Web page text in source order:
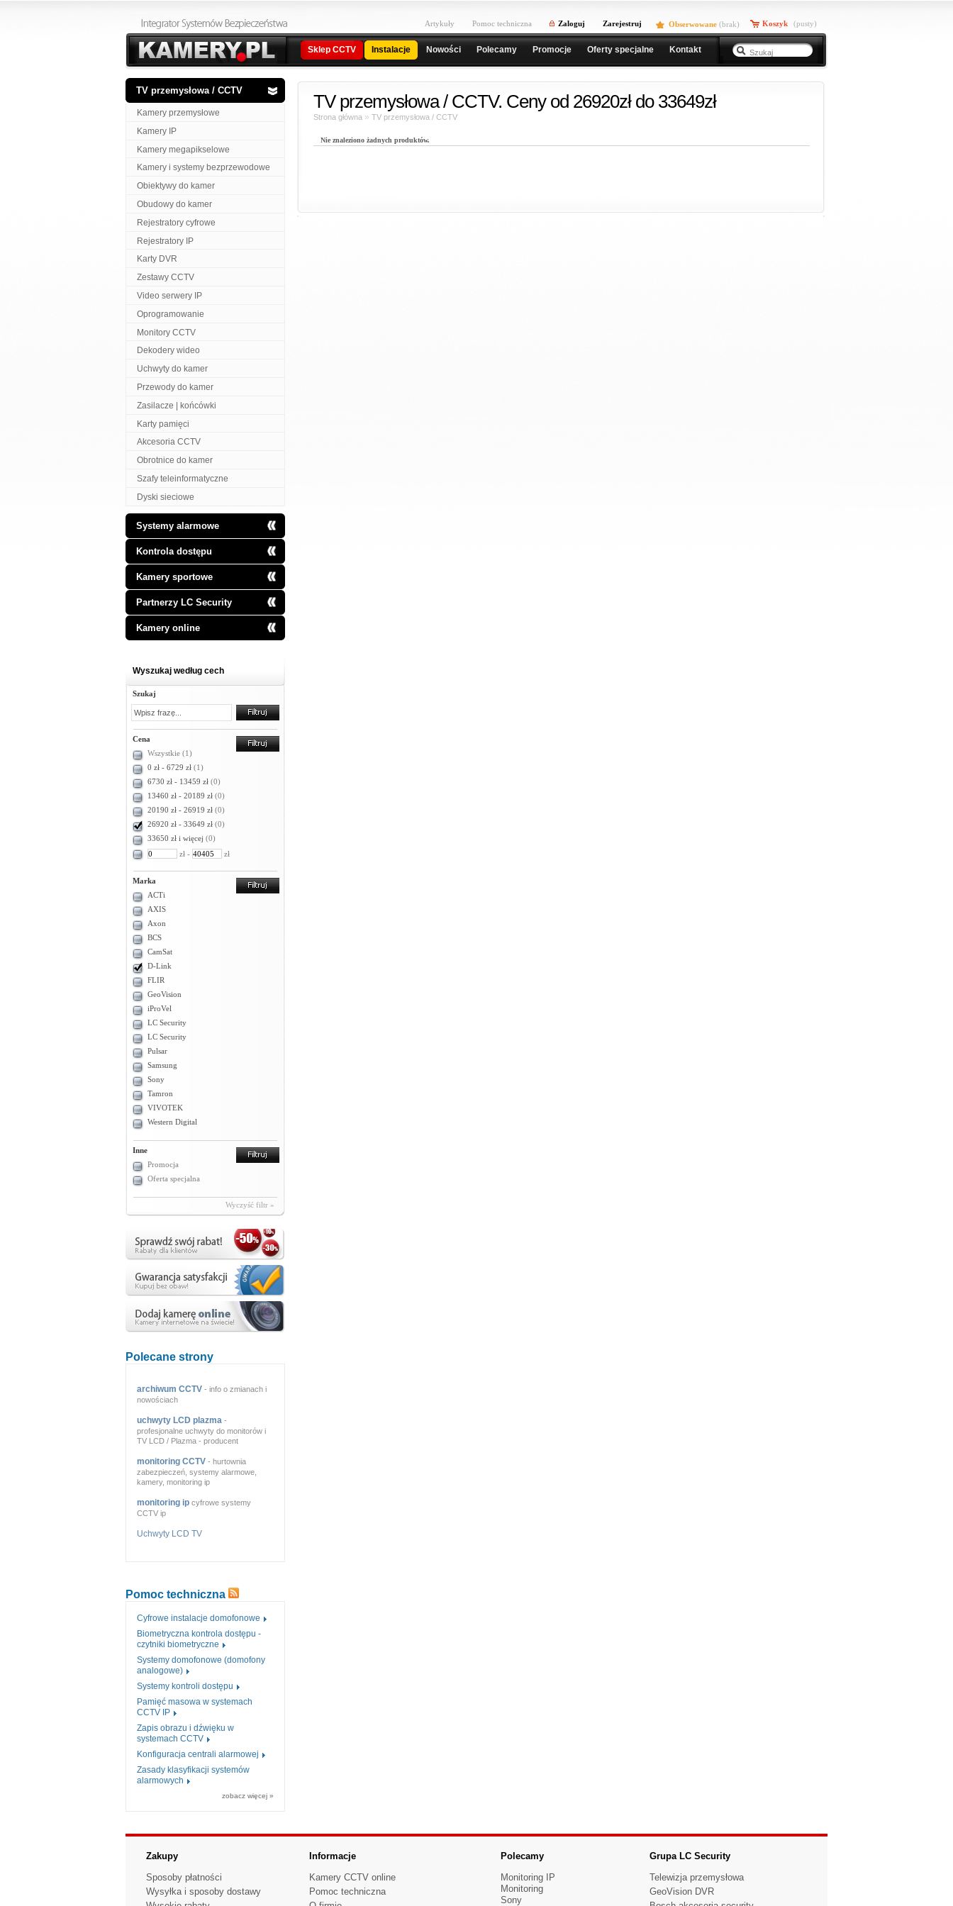
Artykuły Pomoc techniczna Zaloguj Zarejestruj Obserwowane (brak) Koszyk (pusty)
Sklep CCTV Instalacje Nowości Polecamy Promocje Oferty specjalne Kontakt
TV przemysłowa / CCTV
Kamery przemysłowe
Kamery IP
Kamery megapikselowe
Kamery i systemy bezprzewodowe
Obiektywy do kamer
Obudowy do kamer
Rejestratory cyfrowe
Rejestratory IP
Karty DVR
Zestawy CCTV
Video serwery IP
Oprogramowanie
Monitory CCTV
Dekodery wideo
Uchwyty do kamer
Przewody do kamer
Zasilacze | końcówki
Karty pamięci
Akcesoria CCTV
Obrotnice do kamer
Szafy teleinformatyczne
Dyski sieciowe
Systemy alarmowe
Kontrola dostępu
Kamery sportowe
Partnerzy LC Security
Kamery online
Wyszukaj według cech
Szukaj
Cena
Wszystkie (1)
0 zł - 6729 zł (1)
6730 zł - 13459 zł (0)
13460 zł - 20189 zł (0)
20190 zł - 26919 zł (0)
26920 zł - 33649 zł (0)
33650 zł i więcej (0)
zł -
zł
Marka
ACTi
AXIS
Axon
BCS
CamSat
D-Link
FLIR
GeoVision
iProVel
LC Security
LC Security
Pulsar
Samsung
Sony
Tamron
VIVOTEK
Western Digital
Inne
Promocja
Oferta specjalna
Wyczyść filtr »
Polecane strony
archiwum CCTV - info o zmianach i
nowościach
uchwyty LCD plazma -
profesjonalne uchwyty do monitorów i
TV LCD / Plazma - producent
monitoring CCTV - hurtownia
zabezpieczeń, systemy alarmowe,
kamery, monitoring ip
monitoring ip cyfrowe systemy
CCTV ip
Uchwyty LCD TV
Pomoc techniczna
Cyfrowe instalacje domofonowe
Biometryczna kontrola dostępu -
czytniki biometryczne
Systemy domofonowe (domofony
analogowe)
Systemy kontroli dostępu
Pamięć masowa w systemach
CCTV IP
Zapis obrazu i dźwięku w
systemach CCTV
Konfiguracja centrali alarmowej
Zasady klasyfikacji systemów
alarmowych
zobacz więcej »
TV przemysłowa / CCTV. Ceny od 26920zł do 33649zł
Strona główna » TV przemysłowa / CCTV
Nie znaleziono żadnych produktów.
Zakupy
Sposoby płatności
Wysyłka i sposoby dostawy
Informacje
Kamery CCTV online
Pomoc techniczna
Polecamy
Monitoring IP
Monitoring
Sony
Grupa LC Security
Telewizja przemysłowa
GeoVision DVR